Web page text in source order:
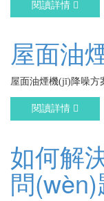
閱讀詳情
屋面油
屋面油煙機(jī)降噪方
閱讀詳情
如何解
問(wèn)